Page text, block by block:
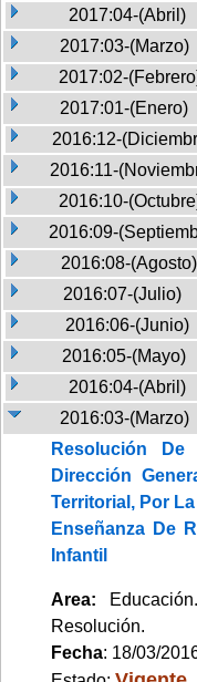
2017:04-(Abril)
2017:03-(Marzo)
2017:02-
2017:01-(Enero)
2016:12-
2016:11-
2016:10-
2016:09-
2016:08-(Agosto)
2016:07-(Julio)
2016:06-(Junio)
2016:05-(Mayo)
2016:04-(Abril)
2016:03-(Marzo)
Resolución
Dirección
Territorial, Por
Enseñanza De
Infantil
Area:
Resolución.
Fecha: 18/03/